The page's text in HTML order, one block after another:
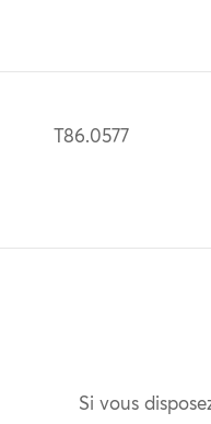
T86.0577
Si vous